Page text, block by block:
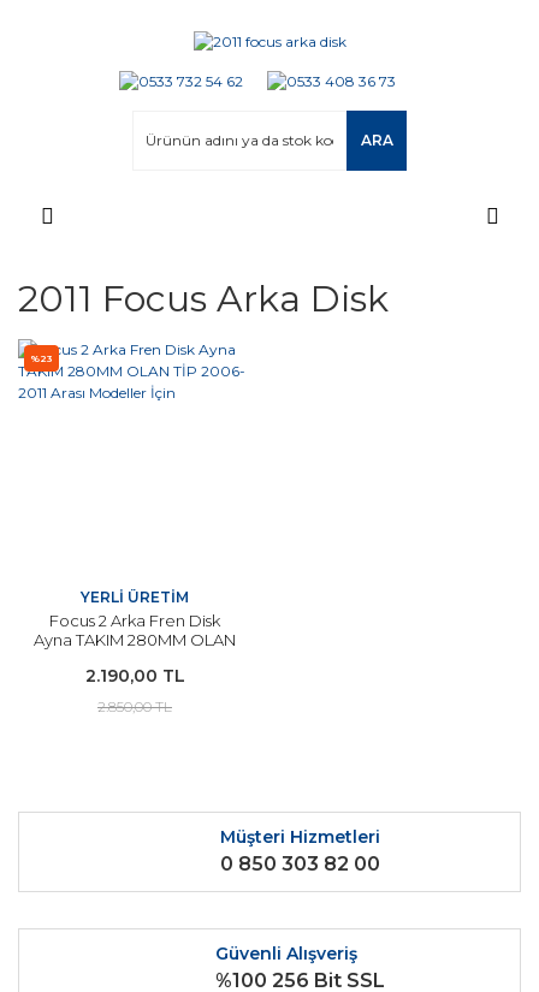
ARA
2011 Focus Arka Disk
%23
YERLİ ÜRETİM
Focus 2 Arka Fren Disk
Ayna TAKIM 280MM OLAN
Modeller İçin
2.190,00 TL
2.850,00 TL
Müşteri Hizmetleri
0 850 303 82 00
Güvenli Alışveriş
%100 256 Bit SSL